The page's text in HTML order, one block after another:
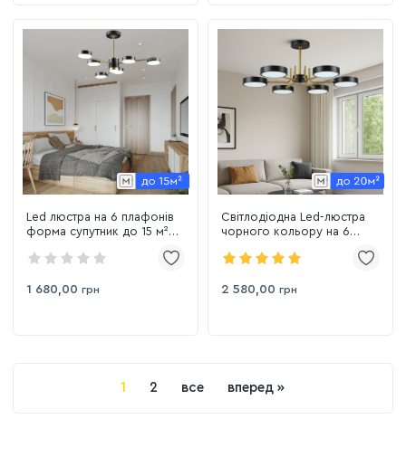
Led люстра на 6 плафонів
форма супутник до 15 м²
1 680,00 грн
Світлодіодна Led-люстра
чорного кольору на 6
Sirius B N6371/6 BK+COP
2 580,00 грн
1 2 все вперед »